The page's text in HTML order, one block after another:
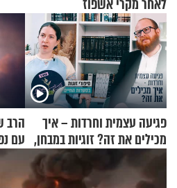
לאחר מקרי אשפוז
פגיעה עצמית וחרדות – איך
מכילים את זה? זוגיות במבחן,
הפעם עם יהודית ואלתר כהן
הרב
עם